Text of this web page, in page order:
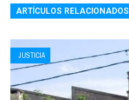
ARTÍCULOS RELACIONADOS
JUSTICIA